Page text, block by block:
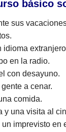
básico
sus
idioma
en la radio.
con desayuno.
a cenar.
comida.
y una visita al
un imprevisto en